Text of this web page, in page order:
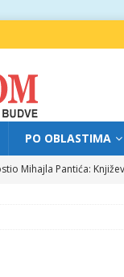
PO OBLASTIMA
Mihajla Pantića:
do pozorišnog